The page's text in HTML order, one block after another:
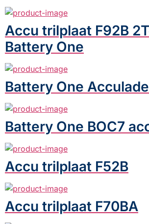
Accu trilplaat F92B
Battery One
Battery One
Battery One BOC7
Accu trilplaat F52B
Accu trilplaat F70BA